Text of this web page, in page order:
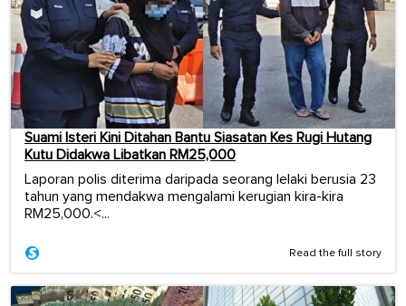
Suami Isteri Kini Ditahan Bantu Siasatan Kes Rugi Hutang
Kutu Didakwa Libatkan RM25,000
Laporan polis diterima daripada seorang lelaki berusia 23
tahun yang mendakwa mengalami kerugian kira-kira
RM25,000.<...
Read the full story